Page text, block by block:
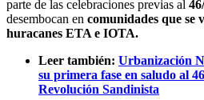
parte de las celebraciones previas al
desembocan en comunidades que se
huracanes ETA e IOTA.
Leer también: Urbanización
su primera fase en saludo al
Revolución Sandinista